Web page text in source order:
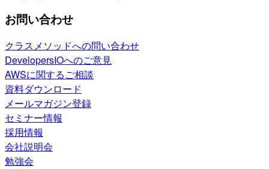
お問い合わせ
クラスメソッドへの問い合わせ
DevelopersIOへのご意見
AWSに関するご相談
資料ダウンロード
メールマガジン登録
セミナー情報
採用情報
会社説明会
勉強会